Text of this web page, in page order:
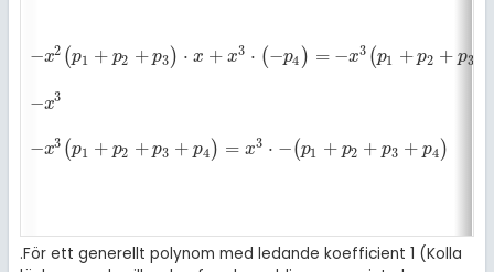
−x2 (p1 + p2 + p3 ) ⋅ x + x3 ⋅ (−p4 ) = −x3 (p1 + p2 + p3
-x2( p1+p2+p3 )·x+x 3 ( -p 4) =-x 3 ( p1+p 2 +p 3)-x3p4
−x3
-x3
−x3 (p1 + p2 + p3 + p4 ) = x3 ⋅ −(p1 + p2 + p3 + p4 )
-x3( p1+p2+p3 +p4) =x 3·-(p1+ p2+p3+p4 )
.För ett generellt polynom med ledande koefficient 1 (Kolla